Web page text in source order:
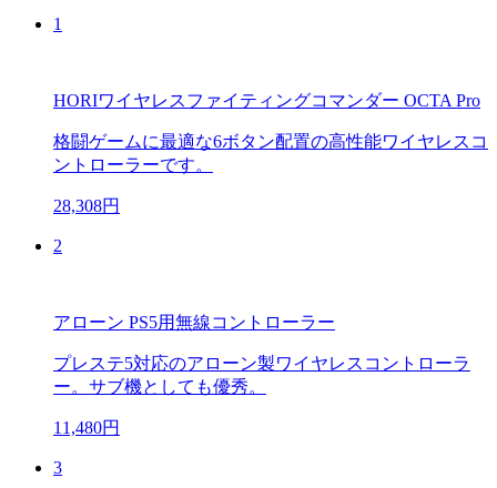
1
HORIワイヤレスファイティングコマンダー OCTA Pro
格闘ゲームに最適な6ボタン配置の高性能ワイヤレスコ
ントローラーです。
28,308円
2
アローン PS5用無線コントローラー
プレステ5対応のアローン製ワイヤレスコントローラ
ー。サブ機としても優秀。
11,480円
3